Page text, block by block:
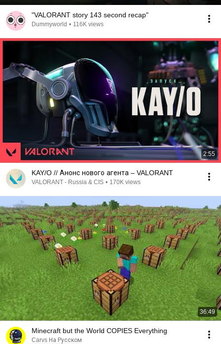
"VALORANT story 143 second recap"
Dummyworld • 116K views
2:55
KAY/O // Анонс нового агента – VALORANT
VALORANT - Russia & CIS • 170K views
36:49
Minecraft but the World COPIES Everything
Carvs На Русском